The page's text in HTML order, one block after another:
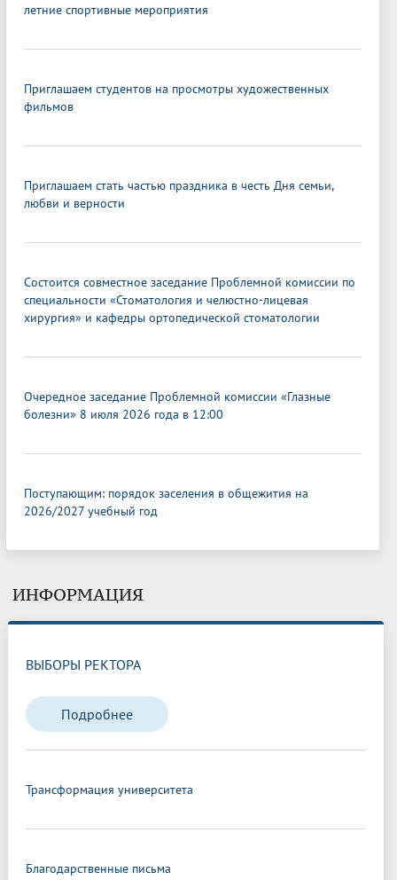
летние спортивные мероприятия
Приглашаем студентов на просмотры художественных
фильмов
Приглашаем стать частью праздника в честь Дня семьи,
любви и верности
Состоится совместное заседание Проблемной комиссии по
специальности «Стоматология и челюстно-лицевая
хирургия» и кафедры ортопедической стоматологии
Очередное заседание Проблемной комиссии «Глазные
болезни» 8 июля 2026 года в 12:00
Поступающим: порядок заселения в общежития на
2026/2027 учебный год
ИНФОРМАЦИЯ
ВЫБОРЫ РЕКТОРА
Подробнее
Трансформация университета
Благодарственные письма